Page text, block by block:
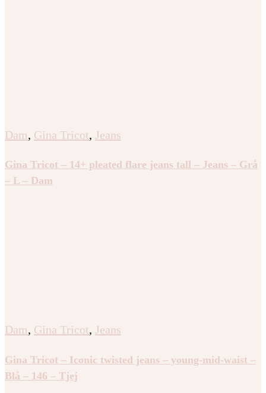
Dam, Gina Tricot, Jeans
Gina Tricot – 14+ pleated flare jeans tall – Jeans – Grå
– L – Dam
Dam, Gina Tricot, Jeans
Gina Tricot – Iconic twisted jeans – young-mid-waist –
Blå – 146 – Tjej